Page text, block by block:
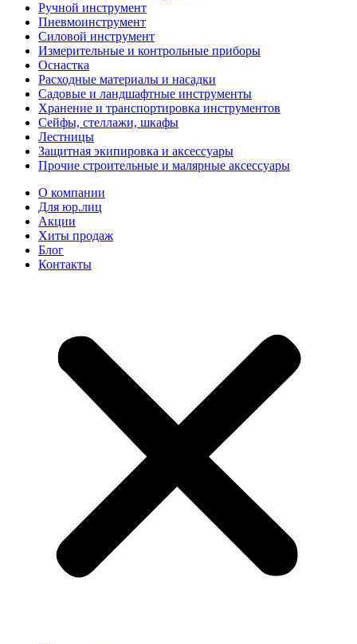
Ручной инструмент
Пневмоинструмент
Силовой инструмент
Измерительные и контрольные приборы
Оснастка
Расходные материалы и насадки
Садовые и ландшафтные инструменты
Хранение и транспортировка инструментов
Сейфы, стеллажи, шкафы
Лестницы
Защитная экипировка и аксессуары
Прочие строительные и малярные аксессуары
О компании
Для юр.лиц
Акции
Хиты продаж
Блог
Контакты